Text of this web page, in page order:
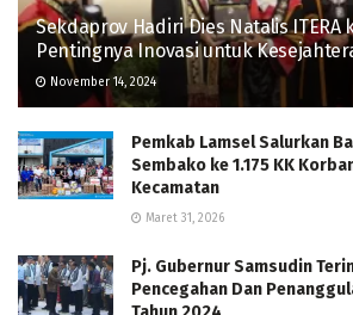
Sekdaprov Hadiri Dies Natalis ITERA
Pentingnya Inovasi untuk
November 14, 2024
Pemkab Lamsel Salurkan
Sembako ke 1.175 KK
Kecamatan
Maret 31, 2026
Pj. Gubernur Samsudin
Pencegahan Dan